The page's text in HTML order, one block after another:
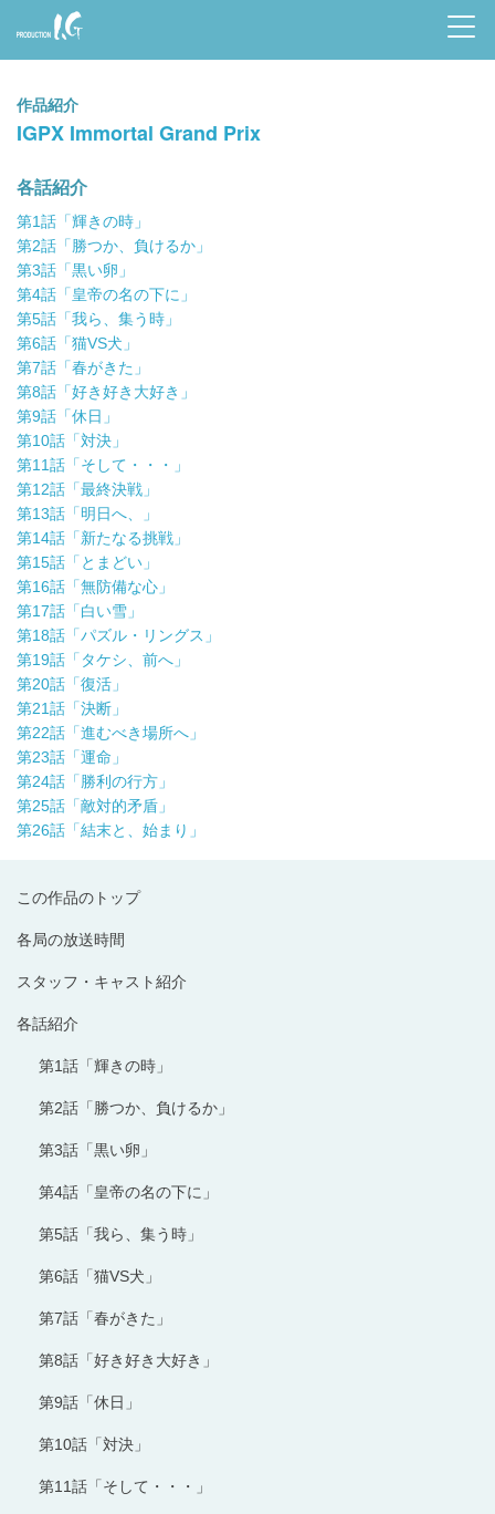
Prod
uctio
n I.G
作品紹介
IGPX Immortal Grand Prix
この作品のトップ
各局の放送時間
スタッフ・キャスト紹介
各話紹介
第1話「輝きの時」
第2話「勝つか、負けるか」
第3話「黒い卵」
第4話「皇帝の名の下に」
第5話「我ら、集う時」
第6話「猫VS犬」
第7話「春がきた」
第8話「好き好き大好き」
第9話「休日」
第10話「対決」
第11話「そして・・・」
各話紹介
第1話「輝きの時」
第2話「勝つか、負けるか」
第3話「黒い卵」
第4話「皇帝の名の下に」
第5話「我ら、集う時」
第6話「猫VS犬」
第7話「春がきた」
第8話「好き好き大好き」
第9話「休日」
第10話「対決」
第11話「そして・・・」
第12話「最終決戦」
第13話「明日へ、」
第14話「新たなる挑戦」
第15話「とまどい」
第16話「無防備な心」
第17話「白い雪」
第18話「パズル・リングス」
第19話「タケシ、前へ」
第20話「復活」
第21話「決断」
第22話「進むべき場所へ」
第23話「運命」
第24話「勝利の行方」
第25話「敵対的矛盾」
第26話「結末と、始まり」